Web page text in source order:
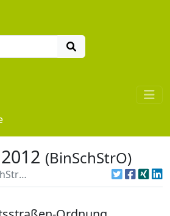
(BinSchStrO)
2012